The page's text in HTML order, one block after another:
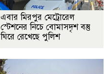
এবার মিরপুর মেট্রোরেল
স্টেশনের নিচে বোমাসদৃশ বস্তু
ঘিরে রেখেছে পুলিশ